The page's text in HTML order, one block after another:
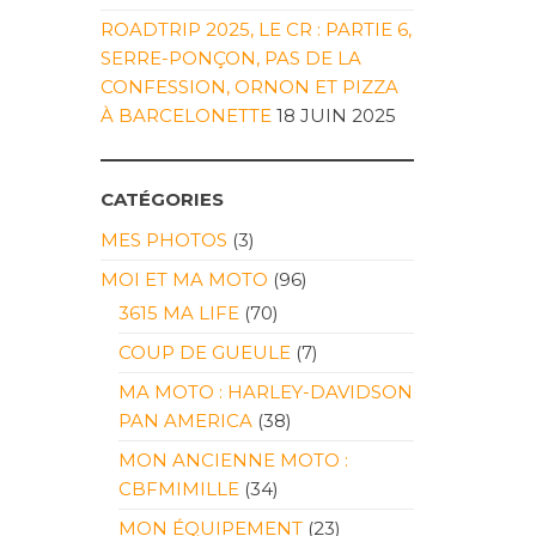
ROADTRIP 2025, LE CR : PARTIE 6,
SERRE-PONÇON, PAS DE LA
CONFESSION, ORNON ET PIZZA
À BARCELONETTE 18 JUIN 2025
CATÉGORIES
MES PHOTOS (3)
MOI ET MA MOTO (96)
3615 MA LIFE(70)
COUP DE GUEULE(7)
MA MOTO : HARLEY-DAVIDSON
PAN AMERICA(38)
MON ANCIENNE MOTO :
CBFMIMILLE(34)
MON ÉQUIPEMENT(23)